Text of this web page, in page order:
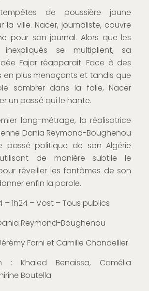
tempêtes de poussière jaune
la ville. Nacer, journaliste, couvre
pour son journal. Alors que les
inexpliqués se multiplient, sa
Fajar réapparait. Face à des
en plus menaçants et tandis que
sombrer dans la folie, Nacer
un passé qui le hante.
long-métrage, la réalisatrice
Dania Reymond-Boughenou
passé politique de son Algérie
de manière subtile le
réveiller les fantômes de son
enfin la parole.
– 1h24 – Vost – Tous publics
Reymond-Boughenou
Forni et Camille Chandellier
: Khaled Benaissa, Camélia
Boutella